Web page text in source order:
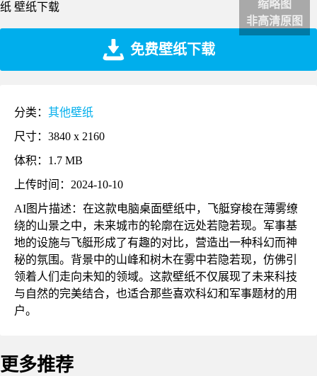
缩略图
非高清原图
免费壁纸下载
分类： 其他壁纸
尺寸：3840 x 2160
体积：1.7 MB
上传时间：2024-10-10
AI图片描述：在这款电脑桌面壁纸中，飞艇穿梭在薄雾缭
绕的山景之中，未来城市的轮廓在远处若隐若现。军事基
地的设施与飞艇形成了有趣的对比，营造出一种科幻而神
秘的氛围。背景中的山峰和树木在雾中若隐若现，仿佛引
领着人们走向未知的领域。这款壁纸不仅展现了未来科技
与自然的完美结合，也适合那些喜欢科幻和军事题材的用
户。
更多推荐